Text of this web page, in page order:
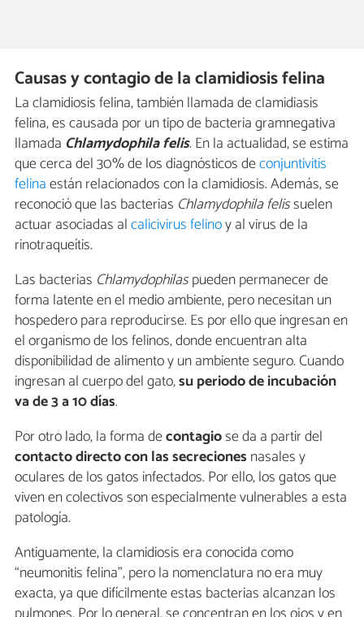
Causas y contagio de la clamidiosis felina
La clamidiosis felina, también llamada de clamidiasis
felina, es causada por un tipo de bacteria gramnegativa
llamada Chlamydophila felis. En la actualidad, se estima
que cerca del 30% de los diagnósticos deconjuntivitis
felinaestán relacionados con la clamidiosis. Además, se
reconoció que las bacterias Chlamydophila felissuelen
actuar asociadas alcalicivirus felinoy al virus de la
rinotraqueítis.
Las bacterias Chlamydophilaspueden permanecer de
forma latente en el medio ambiente, pero necesitan un
hospedero para reproducirse. Es por ello que ingresan en
el organismo de los felinos, donde encuentran alta
disponibilidad de alimento y un ambiente seguro. Cuando
ingresan al cuerpo del gato,su periodo de incubación
va de 3 a 10 días.
Por otro lado, la forma decontagiose da a partir del
contacto directo con las secreciones nasales y
oculares de los gatos infectados. Por ello, los gatos que
viven en colectivos son especialmente vulnerables a esta
patología.
Antiguamente, la clamidiosis era conocida como
“neumonitis felina”, pero la nomenclatura no era muy
exacta, ya que difícilmente estas bacterias alcanzan los